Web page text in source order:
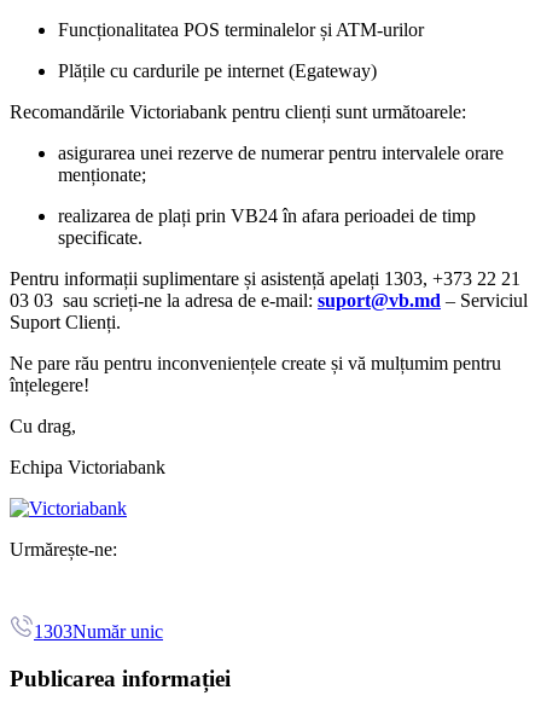
Funcționalitatea POS terminalelor și ATM-urilor
Plățile cu cardurile pe internet (Egateway)
Recomandările Victoriabank pentru clienți sunt următoarele:
asigurarea unei rezerve de numerar pentru intervalele orare
menționate;
realizarea de plați prin VB24 în afara perioadei de timp
specificate.
Pentru informații suplimentare și asistență apelați 1303, +373 22 21
03 03 sau scrieți-ne la adresa de e-mail: suport@vb.md – Serviciul
Suport Clienți.
Ne pare rău pentru inconveniențele create și vă mulțumim pentru
înțelegere!
Cu drag,
Echipa Victoriabank
Urmărește-ne:
1303Număr unic
Publicarea informației